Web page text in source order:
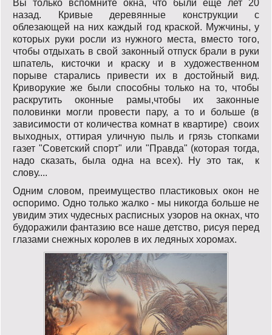
Вы только вспомните окна, что были еще лет 20
назад. Кривые деревянные конструкции с
облезающей на них каждый год краской. Мужчины, у
которых руки росли из нужного места, вместо того,
чтобы отдыхать в свой законный отпуск брали в руки
шпатель, кисточки и краску и в художественном
порыве старались привести их в достойный вид.
Криворукие же были способны только на то, чтобы
раскрутить оконные рамы,чтобы их законные
половинки могли провести пару, а то и больше (в
зависимости от количества комнат в квартире) своих
выходных, оттирая уличную пыль и грязь стопками
газет "Советский спорт" или "Правда" (которая тогда,
надо сказать, была одна на всех). Ну это так, к
слову....
Одним словом, преимущество пластиковых окон не
оспоримо. Одно только жалко - мы никогда больше не
увидим этих чудесных расписных узоров на окнах, что
будоражили фантазию все наше детство, рисуя перед
глазами снежных королев в их ледяных хоромах.